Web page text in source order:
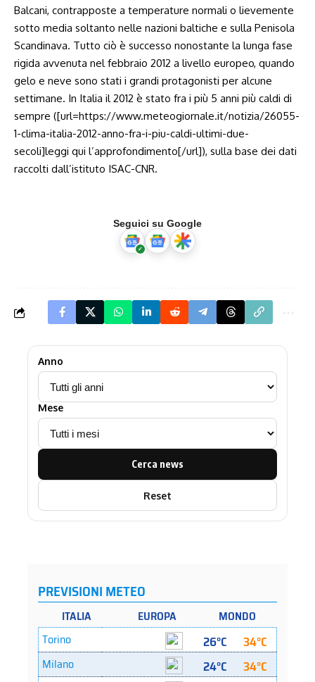
Balcani, contrapposte a temperature normali o lievemente
sotto media soltanto nelle nazioni baltiche e sulla Penisola
Scandinava. Tutto ciò è successo nonostante la lunga fase
rigida avvenuta nel febbraio 2012 a livello europeo, quando
gelo e neve sono stati i grandi protagonisti per alcune
settimane. In Italia il 2012 è stato fra i più 5 anni più caldi di
sempre ([url=https://www.meteogiornale.it/notizia/26055-
1-clima-italia-2012-anno-fra-i-piu-caldi-ultimi-due-
secoli]leggi qui l’approfondimento[/url]), sulla base dei dati
raccolti dall’istituto ISAC-CNR.
Seguici su Google
Anno
Mese
Cerca news
Reset